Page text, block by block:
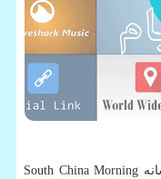
هوآوی هفته گذشته گزارشی را كه در رسانه South China Morning